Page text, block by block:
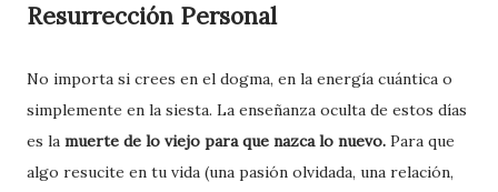
Resurrección Personal
No importa si crees en el dogma, en la energía cuántica o
simplemente en la siesta. La enseñanza oculta de estos días
es la muerte de lo viejo para que nazca lo nuevo. Para que
algo resucite en tu vida (una pasión olvidada, una relación,